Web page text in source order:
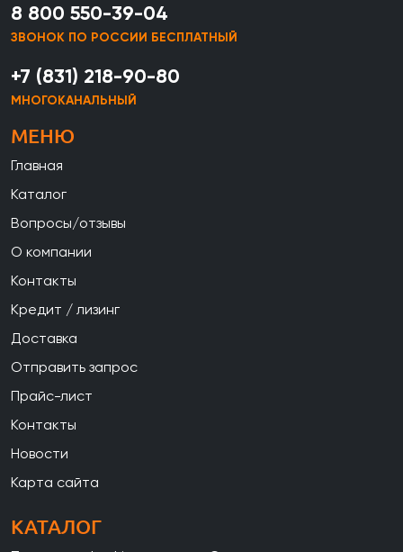
8 800 550-39-04
ЗВОНОК ПО РОССИИ БЕСПЛАТНЫЙ
+7 (831) 218-90-80
МНОГОКАНАЛЬНЫЙ
МЕНЮ
Главная
Каталог
Вопросы/отзывы
О компании
Контакты
Кредит / лизинг
Доставка
Отправить запрос
Прайс-лист
Контакты
Новости
Карта сайта
КАТАЛОГ